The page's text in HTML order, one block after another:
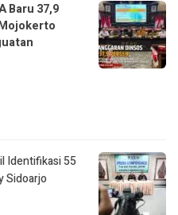
Baru 37,9
Identifikasi 55
Sidoarjo